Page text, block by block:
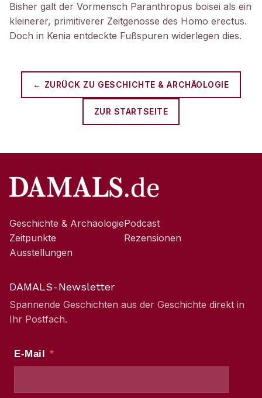
Bisher galt der Vormensch Paranthropus boisei als ein
kleinerer, primitiverer Zeitgenosse des Homo erectus.
Doch in Kenia entdeckte Fußspuren widerlegen dies.
← ZURÜCK ZU GESCHICHTE & ARCHÄOLOGIE
ZUR STARTSEITE
Geschichte & Archäologie
Zeitpunkte
Ausstellungen
Podcast
Rezensionen
DAMALS-Newsletter
Spannende Geschichten aus der Geschichte direkt in
Ihr Postfach.